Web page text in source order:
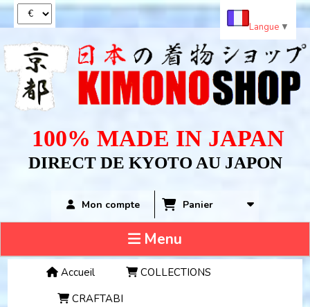
100% MADE IN JAPAN
DIRECT DE KYOTO AU JAPON
Mon compte Panier
Menu
Accueil
COLLECTIONS
CRAFTABI
Langue ▼
Panneau de gestion des cookies